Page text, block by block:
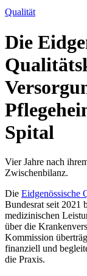
Qualität
Die
Spital
Vier Jahre nach
Zwischenbilanz.
Die Eidgenössische
Bundesrat seit 2021
medizinischen
über die
Kommission
finanziell und
die Praxis.